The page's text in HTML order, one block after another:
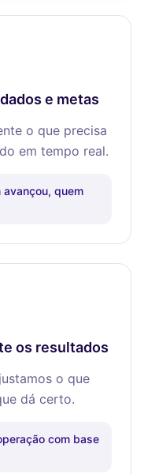
e metas
o que precisa
em tempo real.
avançou, quem
os resultados
o que
dá certo.
com base